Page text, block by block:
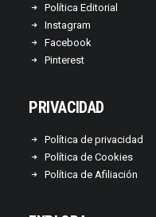
Política Editorial
Instagram
Facebook
Pinterest
PRIVACIDAD
Política de privacidad
Política de Cookies
Política de Afiliación